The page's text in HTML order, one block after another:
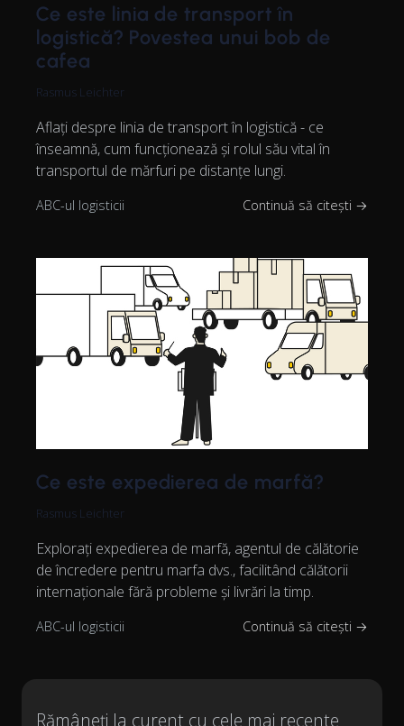
Ce este linia de transport în
logistică? Povestea unui bob de
cafea
Rasmus Leichter
Aflați despre linia de transport în logistică - ce
înseamnă, cum funcționează și rolul său vital în
transportul de mărfuri pe distanțe lungi.
ABC-ul logisticii Continuă să citești →
Ce este expedierea de marfă?
Rasmus Leichter
Explorați expedierea de marfă, agentul de călătorie
de încredere pentru marfa dvs., facilitând călătorii
internaționale fără probleme și livrări la timp.
ABC-ul logisticii Continuă să citești →
Rămâneți la curent cu cele mai recente